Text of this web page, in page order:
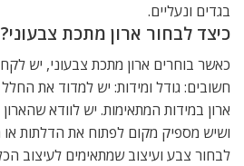
בגדים ונעליים.
כיצד לבחור ארון מתכת צבעוני?
כאשר בוחרים ארון מתכת צבעוני, יש
חשובים: גודל ומידות: יש למדוד את
ארון במידות המתאימות. יש לוודא
ושיש מספיק מקום לפתוח את הדלתות או
לבחור צבע ועיצוב שמתאימים לעיצוב